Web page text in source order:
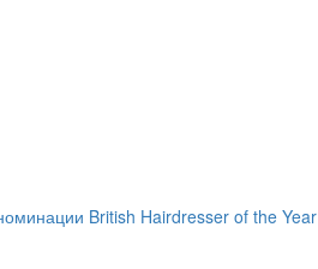
British Hairdresser of the Year